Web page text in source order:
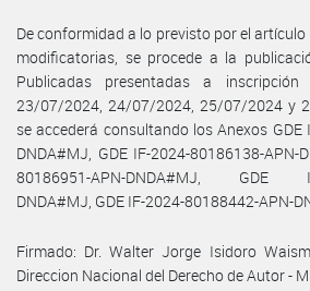
De conformidad a lo previsto por el artículo
modificatorias, se procede a la
Publicadas presentadas a
23/07/2024, 24/07/2024, 25/07/2024 y
se accederá consultando los Anexos GDE
DNDA#MJ, GDE IF-2024-80186138-APN-
80186951-APN-DNDA#MJ, GDE IF-
DNDA#MJ, GDE IF-2024-80188442-APN-
Firmado: Dr. Walter Jorge Isidoro
Direccion Nacional del Derecho de Autor -